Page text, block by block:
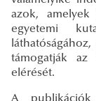
azok,
egyetemi
támogatják az
elérését.
A publikációk